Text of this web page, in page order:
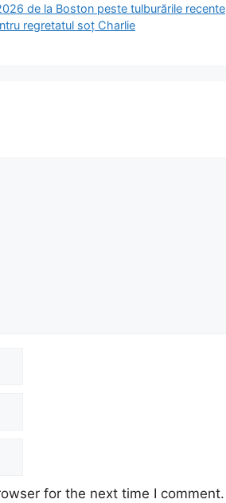
de la Boston peste tulburările recente
regretatul soț Charlie
for the next time I comment.